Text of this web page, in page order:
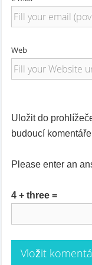
Web
Uložit do
budoucí
Please enter an
4 + three =